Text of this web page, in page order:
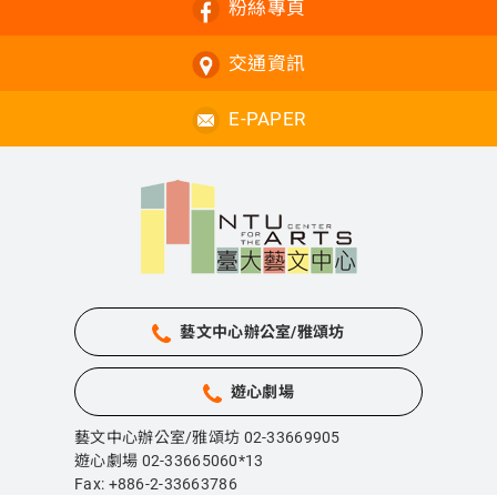
粉絲專頁
交通資訊
E-PAPER
藝文中心辦公室/雅頌坊
遊心劇場
藝文中心辦公室/雅頌坊 02-33669905
遊心劇場 02-33665060*13
Fax: +886-2-33663786